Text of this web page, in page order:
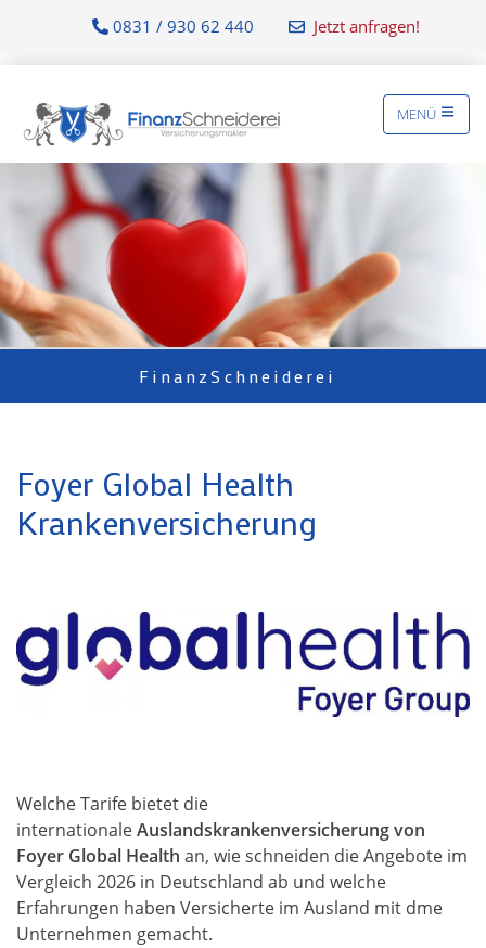
0831 / 930 62 440 Jetzt anfragen!
MENÜ
FinanzSchneiderei
Foyer Global Health
Krankenversicherung
Welche Tarife bietet die
internationaleAuslandskrankenversicherung von
Foyer Global Health an, wie schneiden die Angebote im
Vergleich 2026 in Deutschland ab und welche
Erfahrungen haben Versicherte im Ausland mit dme
Unternehmen gemacht.